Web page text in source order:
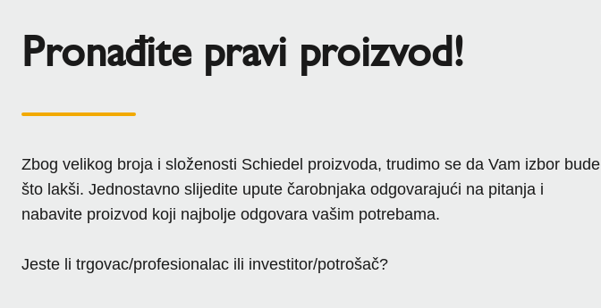
Pronađite pravi proizvod!
Zbog velikog broja i složenosti Schiedel proizvoda, trudimo se da Vam izbor bude
što lakši. Jednostavno slijedite upute čarobnjaka odgovarajući na pitanja i
nabavite proizvod koji najbolje odgovara vašim potrebama.
Jeste li trgovac/profesionalac ili investitor/potrošač?